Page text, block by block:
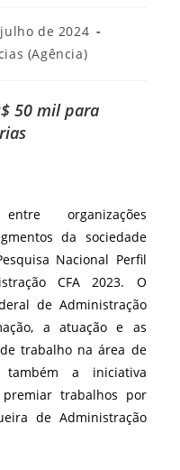
de 2024
(Agência)
50 mil para
organizações
da sociedade
Nacional Perfil
CFA 2023. O
de Administração
a atuação e as
trabalho na área de
a iniciativa
trabalhos por
de Administração